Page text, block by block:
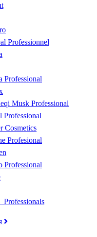
Professionnel
Professional
Musk Professional
Professional
Cosmetics
Profesional
Professional